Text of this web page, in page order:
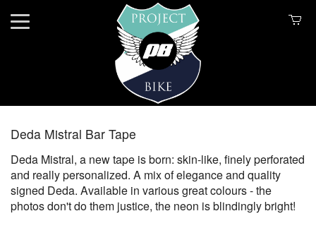
Deda Mistral Bar Tape
Deda Mistral, a new tape is born: skin-like, finely perforated
and really personalized. A mix of elegance and quality
signed Deda. Available in various great colours - the
photos don't do them justice, the neon is blindingly bright!